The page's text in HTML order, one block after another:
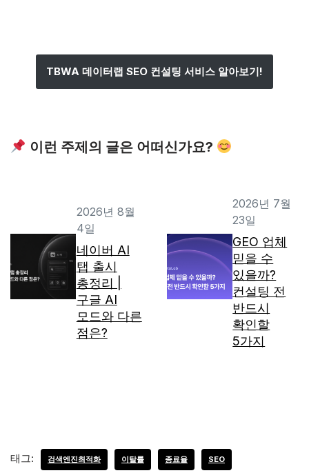
TBWA 데이터랩 SEO 컨설팅 서비스 알아보기!
이런 주제의 글은 어떠신가요?
2026년 8월
4일
네이버 AI
탭 출시
총정리 |
구글 AI
모드와 다른
점은?
2026년 7월
23일
GEO 업체
믿을 수
있을까?
컨설팅 전
반드시
확인할
5가지
태그: 검색엔진최적화 이탈률 종료율 SEO